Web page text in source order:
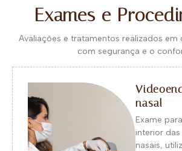
Exames e
Avaliações e tratamentos realizados
com segurança e o
nasal
Exame
interior
nasais,